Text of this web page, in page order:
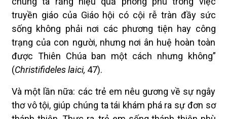
truyền giáo của Giáo hội có cội rễ tràn đầy sức
sống không phải nơi các phương tiện hay công
trạng của con người, nhưng nơi ân huệ hoàn toàn
được Thiên Chúa ban một cách nhưng không”
(Christifideles laici, 47).
Và một lần nữa: các trẻ em nêu gương về sự ngây
thơ vô tội, giúp chúng ta tái khám phá ra sự đơn sơ